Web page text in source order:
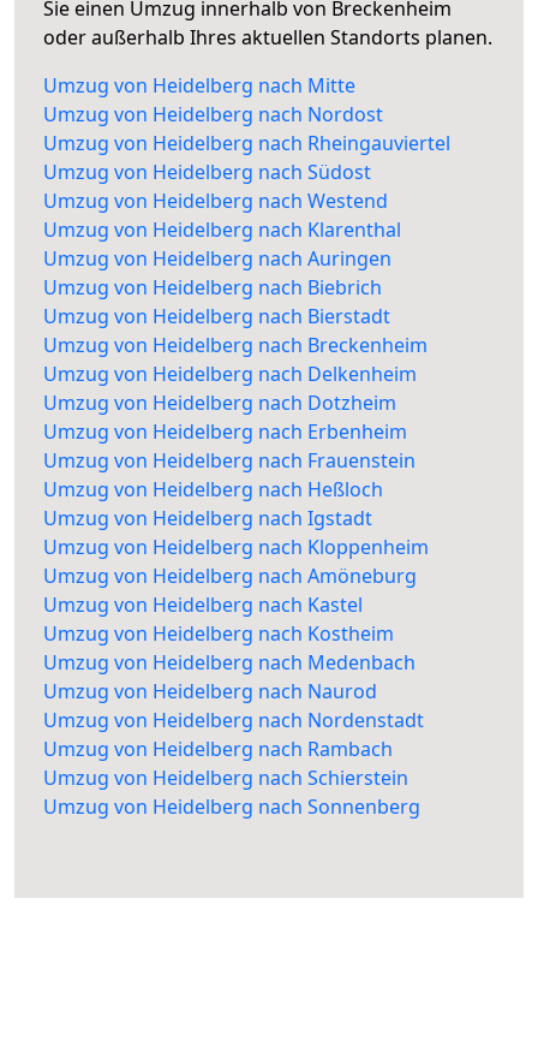
Sie einen Umzug innerhalb von Breckenheim
oder außerhalb Ihres aktuellen Standorts planen.
Umzug von Heidelberg nach Mitte
Umzug von Heidelberg nach Nordost
Umzug von Heidelberg nach Rheingauviertel
Umzug von Heidelberg nach Südost
Umzug von Heidelberg nach Westend
Umzug von Heidelberg nach Klarenthal
Umzug von Heidelberg nach Auringen
Umzug von Heidelberg nach Biebrich
Umzug von Heidelberg nach Bierstadt
Umzug von Heidelberg nach Breckenheim
Umzug von Heidelberg nach Delkenheim
Umzug von Heidelberg nach Dotzheim
Umzug von Heidelberg nach Erbenheim
Umzug von Heidelberg nach Frauenstein
Umzug von Heidelberg nach Heßloch
Umzug von Heidelberg nach Igstadt
Umzug von Heidelberg nach Kloppenheim
Umzug von Heidelberg nach Amöneburg
Umzug von Heidelberg nach Kastel
Umzug von Heidelberg nach Kostheim
Umzug von Heidelberg nach Medenbach
Umzug von Heidelberg nach Naurod
Umzug von Heidelberg nach Nordenstadt
Umzug von Heidelberg nach Rambach
Umzug von Heidelberg nach Schierstein
Umzug von Heidelberg nach Sonnenberg